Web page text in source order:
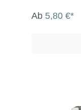
Ab 5,80 €*